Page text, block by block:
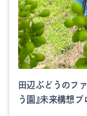
田辺ぶどうのフ
う園』未来構想プ